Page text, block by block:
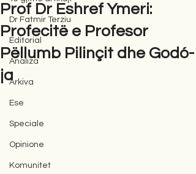
Dr Fatmir Terziu
Editorial
Analiza
Arkiva
Ese
Speciale
Opinione
Komunitet
Prof Dr Eshref Ymeri:
Profecitë e Profesor
Pëllumb Pilinçit dhe Godó-
ja